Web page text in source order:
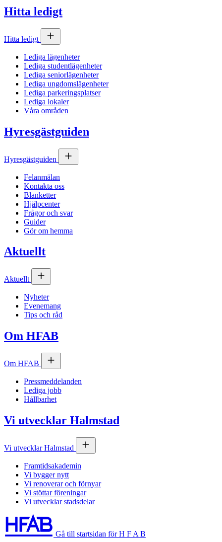
Hitta ledigt
Hitta ledigt
Lediga lägenheter
Lediga studentlägenheter
Lediga seniorlägenheter
Lediga ungdomslägenheter
Lediga parkeringsplatser
Lediga lokaler
Våra områden
Hyresgästguiden
Hyresgästguiden
Felanmälan
Kontakta oss
Blanketter
Hjälpcenter
Frågor och svar
Guider
Gör om hemma
Aktuellt
Aktuellt
Nyheter
Evenemang
Tips och råd
Om HFAB
Om HFAB
Pressmeddelanden
Lediga jobb
Hållbarhet
Vi utvecklar Halmstad
Vi utvecklar Halmstad
Framtidsakademin
Vi bygger nytt
Vi renoverar och förnyar
Vi stöttar föreningar
Vi utvecklar stadsdelar
Gå till startsidan för H F A B